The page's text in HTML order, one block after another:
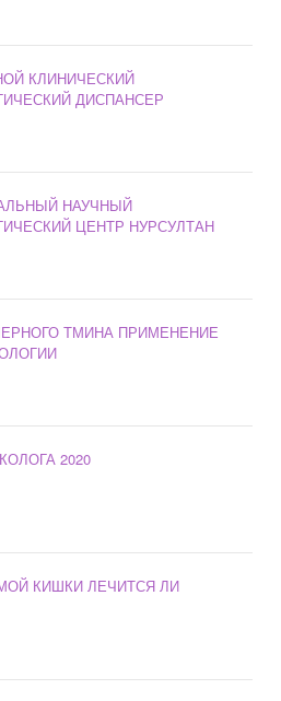
КЛИНИЧЕСКИЙ
ДИСПАНСЕР
НАУЧНЫЙ
ЦЕНТР НУРСУЛТАН
ТМИНА ПРИМЕНЕНИЕ
2020
КИШКИ ЛЕЧИТСЯ ЛИ